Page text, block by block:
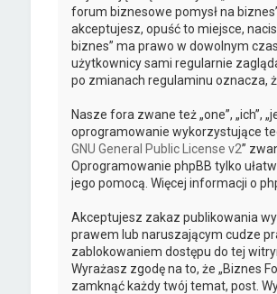
forum biznesowe pomysł na
akceptujesz, opuść to miejsce,
biznes” ma prawo w dowolnym
użytkownicy sami regularnie
po zmianach regulaminu oznacza,
Nasze fora zwane też „one”, „ich”,
oprogramowanie wykorzystujące
GNU General Public License v2”
Oprogramowanie phpBB tylko
jego pomocą. Więcej informacji o
Akceptujesz zakaz publikowania
prawem lub naruszającym cudze
zablokowaniem dostępu do tej
Wyrażasz zgodę na to, że „Biznes
zamknąć każdy twój temat, post.